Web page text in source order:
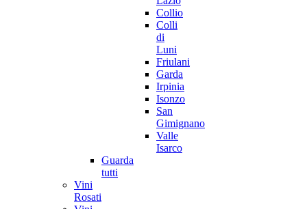
Collio
Colli
di
Luni
Friulani
Garda
Irpinia
Isonzo
San
Gimignano
Valle
Isarco
Guarda
tutti
Vini
Rosati